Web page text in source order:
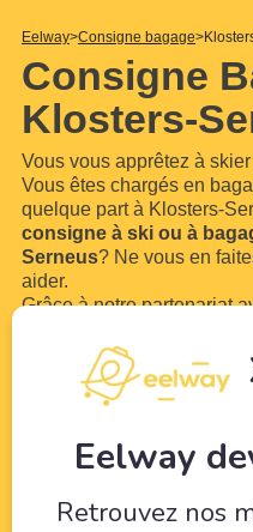
Eelway Consigne bagage
Consigne
Klosters-
Vous vous apprêtez à
Vous êtes chargés en
quelque part à Klosters-
consigne à ski ou à
Serneus? Ne vous en
aider.
Grâce à notre partenariat
vous pouvez réserver
consigne à bagage
n'aurez plus à marcher
Eelway
Retrouvez nos